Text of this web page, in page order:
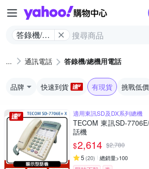
Yahoo購
答錄機/總
通訊電話 答錄機/總機用電話
品牌 快速到貨 有現貨 挑戰低價
適用東訊SD及DX系列總機
TECOM 東訊SD-
話機
$2,614 $2,780
5 (20) 總銷量>100